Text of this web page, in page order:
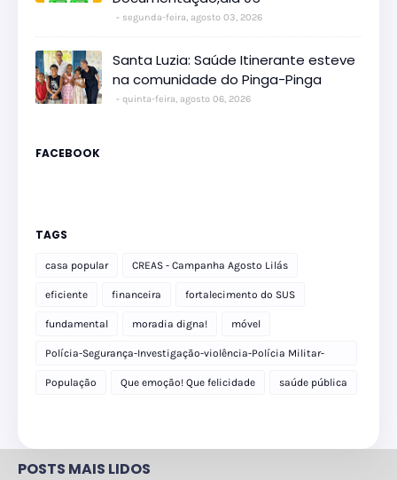
segunda-feira, agosto 03, 2026
Santa Luzia: Saúde Itinerante esteve
na comunidade do Pinga-Pinga
quinta-feira, agosto 06, 2026
FACEBOOK
TAGS
casa popular CREAS - Campanha Agosto Lilás
eficiente financeira fortalecimento do SUS
fundamental moradia digna! móvel
Polícia-Segurança-Investigação-violência-Polícia Militar-
delegacia
População Que emoção! Que felicidade saúde pública
POSTS MAIS LIDOS